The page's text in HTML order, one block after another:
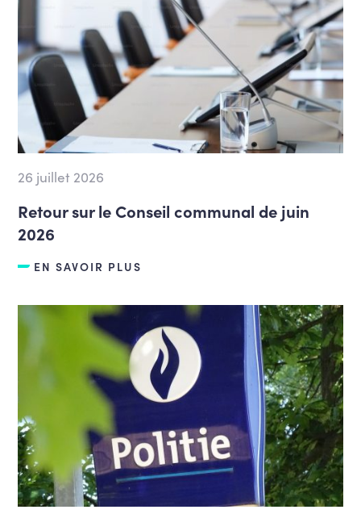
26 juillet 2026
Retour sur le Conseil communal de juin
2026
EN SAVOIR PLUS